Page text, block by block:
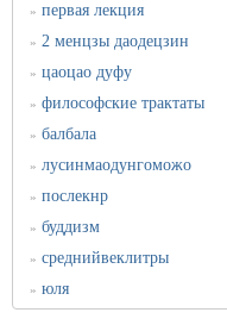
» первая лекция
» 2 менцзы даодецзин
» цаоцао дуфу
» философские трактаты
» балбала
» лусинмаодунгоможо
» послекнр
» буддизм
» среднийвеклитры
» юля